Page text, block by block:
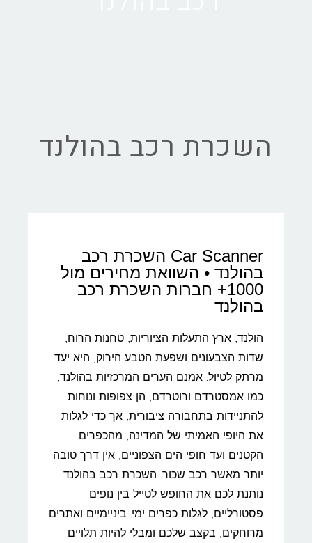
השכרת רכב בהולנד
Car Scanner השכרת רכב
בהולנד • השוואת מחירים מול
1000+ חברות השכרת רכב
בהולנד
הולנד, ארץ התעלות הציוריות, טחנות הרוח,
שדות הצבעונים ושפעת הטבע הירוק, היא יעד
מרתק לטיול. אמנם הערים המרכזיות בהולנד,
כמו אמסטרדם ורוטרדם, הן צפופות ונוחות
להתניידות בתחבורה ציבורית, אך כדי לגלות
את היופי האמיתי של המדינה, מהכפרים
הקטנים ועד חופי הים הצפוניים, אין דרך טובה
יותר מאשר רכב שכור. השכרת רכב בהולנד
נותנת לכם את החופש לטייל בין נופים
פסטורליים, לגלות כפרים ימי-ביניימיים ואתרים
מרוחקים, בקצב שלכם ומבלי להיות תלויים